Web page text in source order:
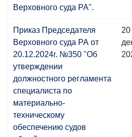
Верховного суда РА".
Приказ Председателя
Верховного суда РА от
20.12.2024г. №350 "Об
утверждении
должностного регламента
специалиста по
материально-
техническому
обеспечению судов
20